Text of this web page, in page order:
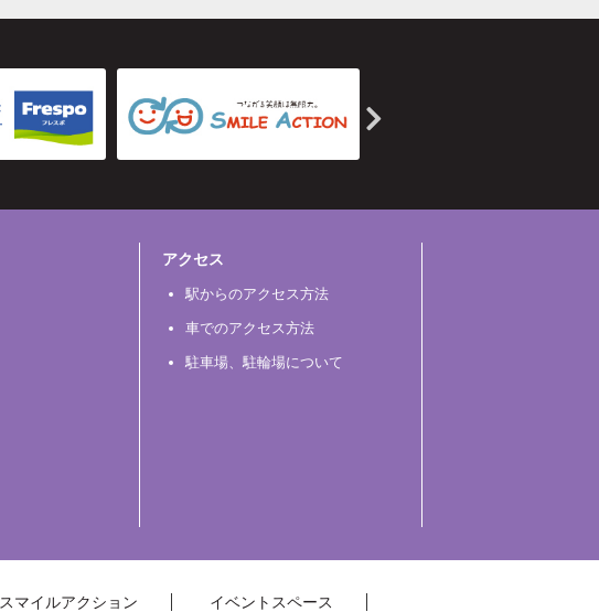
アクセス
駅からのアクセス方法
車でのアクセス方法
駐車場、駐輪場について
スマイルアクション イベントスペース